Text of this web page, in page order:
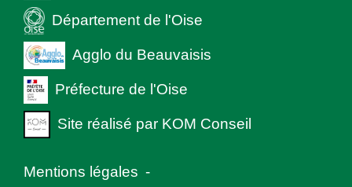
Département de l'Oise
Agglo du Beauvaisis
Préfecture de l'Oise
Site réalisé par KOM Conseil
Mentions légales -